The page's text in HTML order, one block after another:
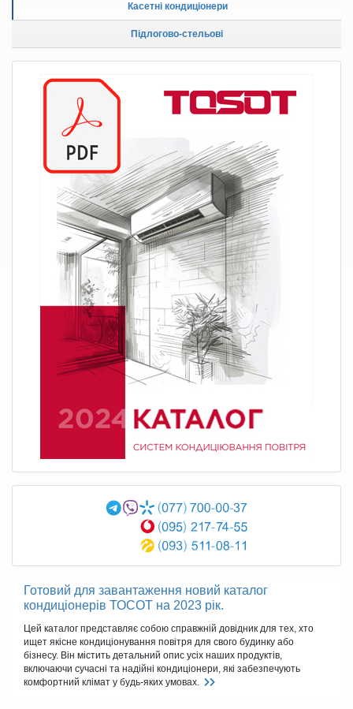
Касетні кондиціонери
Підлогово-стельові
Готовий для завантаження новий каталог
кондиціонерів ТОСОТ на 2023 рік.
Цей каталог представляє собою справжній довідник для тех, хто
ищет якісне кондиціонування повітря для свого будинку або
бізнесу. Він містить детальний опис усіх наших продуктів,
включаючи сучасні та надійні кондиціонери, які забезпечують
комфортний клімат у будь-яких умовах.